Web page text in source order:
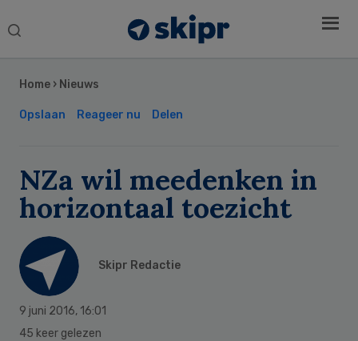
Search
Home › Nieuws
Opslaan Reageer nu Delen
NZa wil meedenken in
horizontaal toezicht
Skipr Redactie
9 juni 2016, 16:01
45 keer gelezen
Sidebar